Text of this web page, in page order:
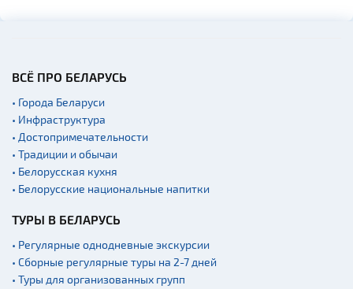
Военная история
Мастер-классы
Квесты
Новости
Спортинг-клубы и тиры
Ратуши
Родовые усадьбы
Садово-парковая
Памятники
ВСЁ ПРО БЕЛАРУСЬ
• Города Беларуси
• Инфраструктура
• Достопримечательности
• Традиции и обычаи
• Белорусская кухня
• Белорусские национальные напитки
ТУРЫ В БЕЛАРУСЬ
• Регулярные однодневные экскурсии
• Сборные регулярные туры на 2-7 дней
• Туры для организованных групп